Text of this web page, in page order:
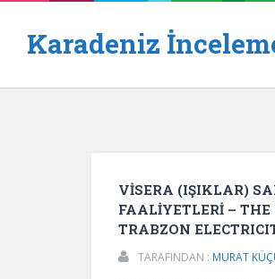
Karadeniz
VİSERA (IŞIKLAR)
FAALİYETLERİ –
TRABZON
TARAFINDAN : MURAT